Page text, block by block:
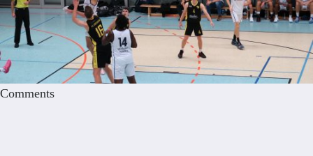
Comments